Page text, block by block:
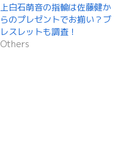
上白石萌音の指輪は佐藤健か
らのプレゼントでお揃い？ブ
レスレットも調査！
Others